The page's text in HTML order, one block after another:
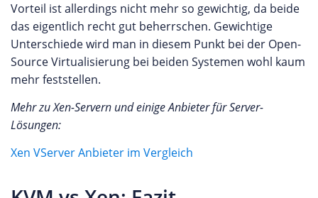
Vorteil ist allerdings nicht mehr so gewichtig, da beide
das eigentlich recht gut beherrschen. Gewichtige
Unterschiede wird man in diesem Punkt bei der Open-
Source Virtualisierung bei beiden Systemen wohl kaum
mehr feststellen.
Mehr zu Xen-Servern und einige Anbieter für Server-
Lösungen:
Xen VServer Anbieter im Vergleich